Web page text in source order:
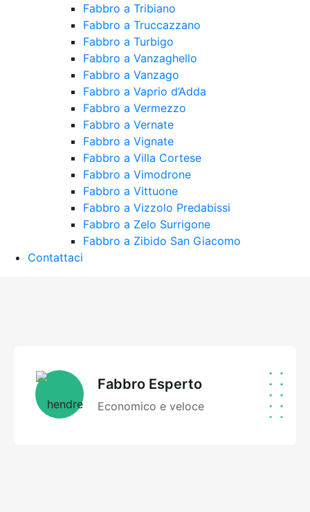
Fabbro a Tribiano
Fabbro a Truccazzano
Fabbro a Turbigo
Fabbro a Vanzaghello
Fabbro a Vanzago
Fabbro a Vaprio d’Adda
Fabbro a Vermezzo
Fabbro a Vernate
Fabbro a Vignate
Fabbro a Villa Cortese
Fabbro a Vimodrone
Fabbro a Vittuone
Fabbro a Vizzolo Predabissi
Fabbro a Zelo Surrigone
Fabbro a Zibido San Giacomo
Contattaci
Fabbro Esperto
Economico e veloce